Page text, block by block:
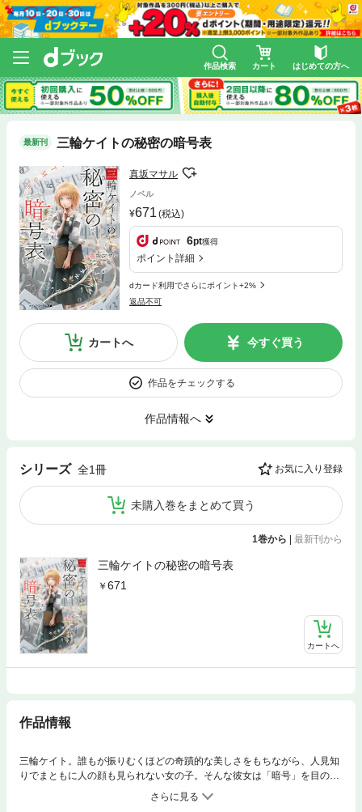
作品検索 カート はじめての方へ
最新刊 三輪ケイトの秘密の暗号表
真坂マサル
ノベル
671 (税込)
6pt獲得
ポイント詳細
dカード利用でさらにポイント+2%
返品不可
カートへ 今すぐ買う
作品をチェックする
作品情報へ
シリーズ 全1冊 お気に入り登録
未購入巻をまとめて買う
1巻から | 最新刊から
三輪ケイトの秘密の暗号表
671
カートへ
作品情報
三輪ケイト。誰もが振りむくほどの奇蹟的な美しさをもちながら、人見知
りでまともに人の顔も見られない女の子。そんな彼女は「暗号」を目の前
にした時にだけ、その瞳に類まれな知性の輝きを宿らせる――暗号中毒者
だった。名映画監督が残した書籍暗号、ストーカーの残した謎めいたメ